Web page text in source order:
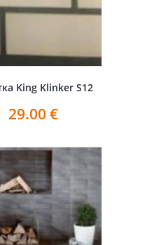
King Klinker S12
29.00 €